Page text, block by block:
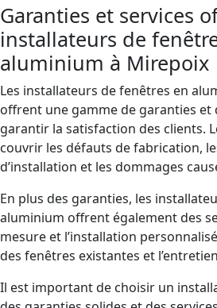
Garanties et services
installateurs de
aluminium à Mirepoix
Les installateurs de fenêtres en
offrent une gamme de garanties et
garantir la satisfaction des clients.
couvrir les défauts de fabrication,
d’installation et les dommages
En plus des garanties, les
aluminium offrent également des
mesure et l’installation
des fenêtres existantes et
Il est important de choisir un